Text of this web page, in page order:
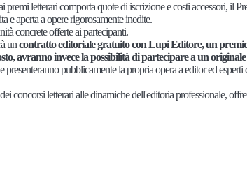
premi letterari comporta quote di iscrizione e costi accessori, il
e aperta a opere rigorosamente inedite.
concrete offerte ai partecipanti.
uncontratto editoriale gratuito con Lupi Editore, un
avranno invece la possibilità di partecipare a un
presenteranno pubblicamente la propria opera a editor ed
concorsi letterari alle dinamiche dell'editoria professionale,